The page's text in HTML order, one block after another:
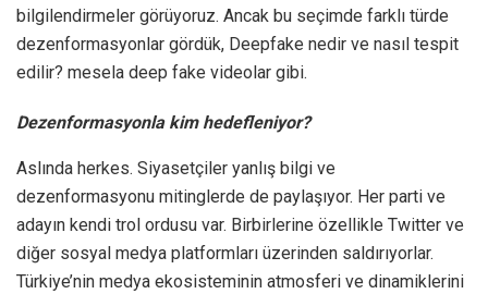
bilgilendirmeler görüyoruz. Ancak bu seçimde farklı türde
dezenformasyonlar gördük, Deepfake nedir ve nasıl tespit
edilir? mesela deep fake videolar gibi.
Dezenformasyonla kim hedefleniyor?
Aslında herkes. Siyasetçiler yanlış bilgi ve
dezenformasyonu mitinglerde de paylaşıyor. Her parti ve
adayın kendi trol ordusu var. Birbirlerine özellikle Twitter ve
diğer sosyal medya platformları üzerinden saldırıyorlar.
Türkiye’nin medya ekosisteminin atmosferi ve dinamiklerini